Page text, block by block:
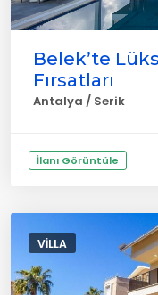
Belek’te
Fırsatları
Antalya / Serik
İlanı Görüntüle
VILLA